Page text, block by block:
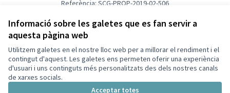
Informació sobre les galetes que es fan servir a
aquesta pàgina web
Utilitzem galetes en el nostre lloc web per a millorar el rendiment i el
contingut d'aquest. Les galetes ens permeten oferir una experiència
d'usuari i uns continguts més personalitzats des dels nostres canals
de xarxes socials.
Acceptar totes
Referència: SCG-PROP-2019-02-506
Verifica l'empremta digital
Termes i condicions d'ús
Configuració de les galetes
Decidim Sant Cugat a X
(Enllaç extern)
Decidim Sant Cugat a Facebook
Decidim Sant Cugat a Instagram
Decidim Sant Cugat a GitHub
(Enllaç extern)